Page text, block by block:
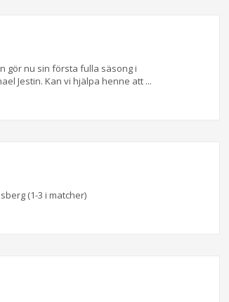
gör nu sin första fulla säsong i
Jestin. Kan vi hjälpa henne att ...
(1-3 i matcher)